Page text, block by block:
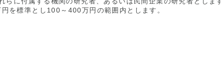
を標準とし100～400万円の範囲内とします。